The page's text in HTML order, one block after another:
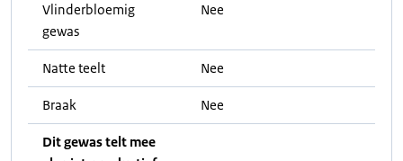
Vlinderbloemig
gewas
Nee
Natte teelt Nee
Braak Nee
Dit gewas telt mee